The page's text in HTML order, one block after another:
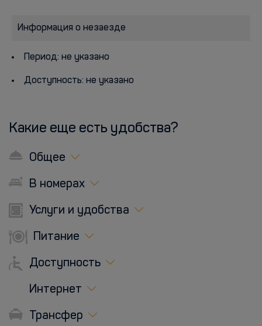
Информация о незаезде
Период: не указано
Доступность: не указано
Какие еще есть удобства?
Общее
В номерах
Услуги и удобства
Питание
Доступность
Интернет
Трансфер